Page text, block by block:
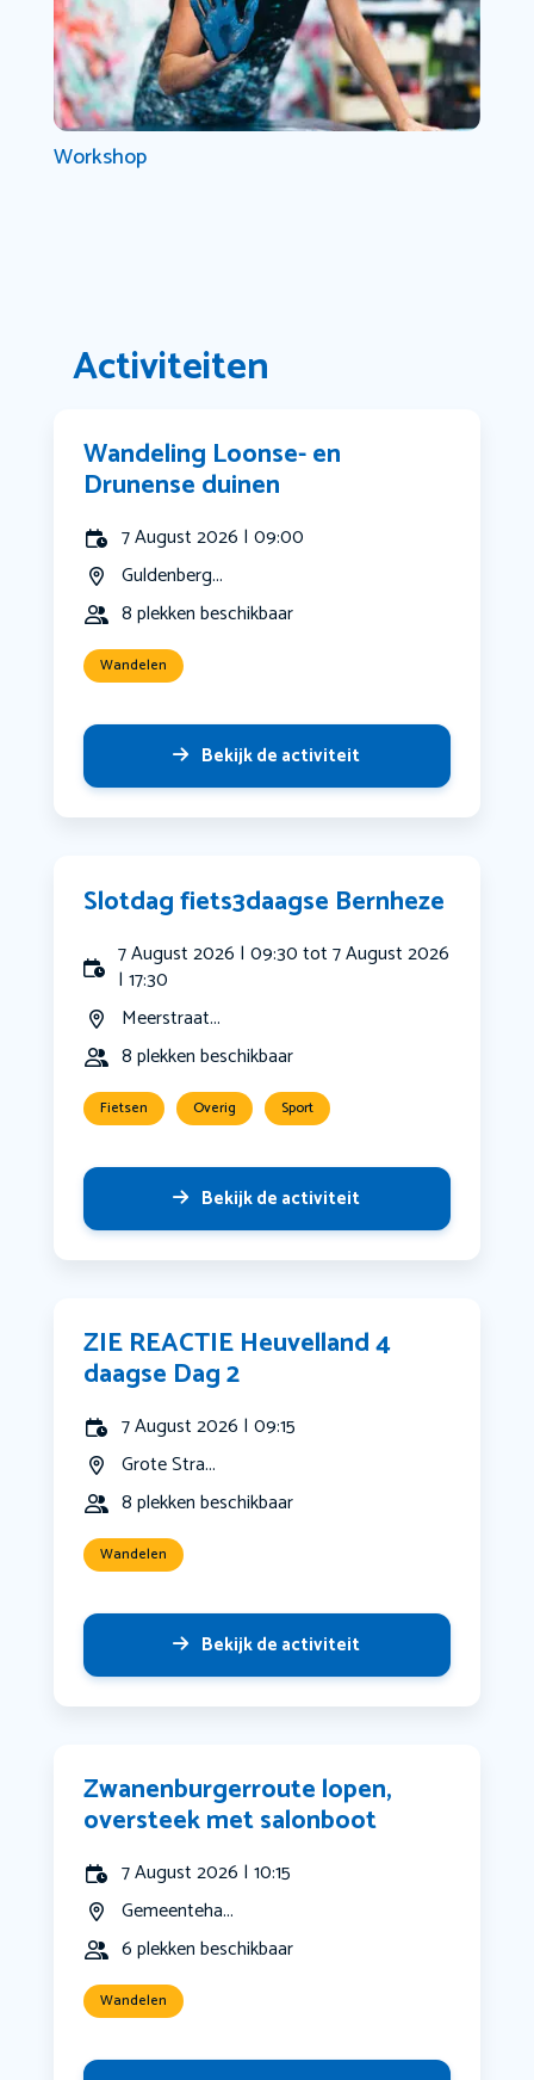
Workshop
Activiteiten
Wandeling Loonse- en
Drunense duinen
7 August 2026 | 09:00
Guldenberg...
8 plekken beschikbaar
Wandelen
Bekijk de activiteit
Slotdag fiets3daagse Bernheze
7 August 2026 | 09:30 tot 7 August 2026
| 17:30
Meerstraat...
8 plekken beschikbaar
Fietsen Overig Sport
Bekijk de activiteit
ZIE REACTIE Heuvelland 4
daagse Dag 2
7 August 2026 | 09:15
Grote Stra...
8 plekken beschikbaar
Wandelen
Bekijk de activiteit
Zwanenburgerroute lopen,
oversteek met salonboot
7 August 2026 | 10:15
Gemeenteha...
6 plekken beschikbaar
Wandelen